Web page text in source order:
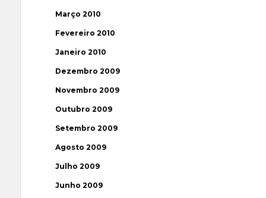
Março 2010
Fevereiro 2010
Janeiro 2010
Dezembro 2009
Novembro 2009
Outubro 2009
Setembro 2009
Agosto 2009
Julho 2009
Junho 2009